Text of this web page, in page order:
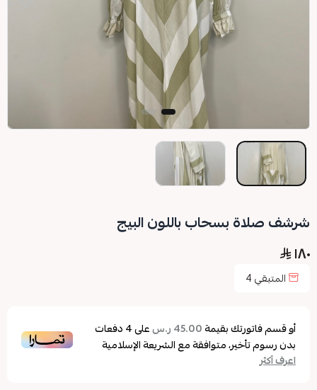
شرشف صلاة بسحاب باللون البيج
١٨٠
المتبقي4
أو قسم فاتورتك بقيمة45.00 ر.س على4دفعات
بدون رسوم تأخير، متوافقة مع الشريعة الإسلامية
اعرف أكثر